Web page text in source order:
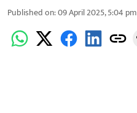
Published on:09 April 2025, 5:04 pm